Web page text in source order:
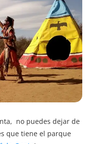
no puedes dejar de
que tiene el parque